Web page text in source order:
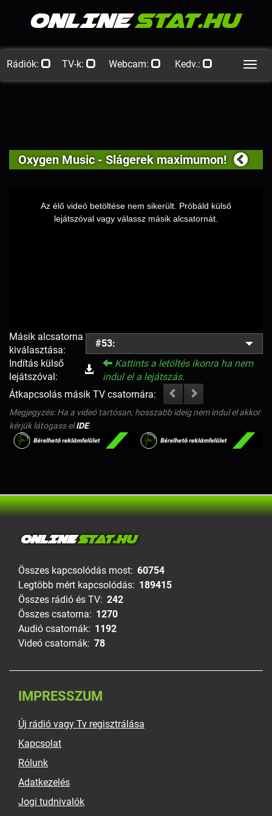
Rádiók: TV-k: Webcam: Kedv.:
Oxygen Music - Slágerek maximumon!
Az élő videó betöltése nem sikerült. Próbáld külső
lejátszóval vagy válassz másik alcsatornát.
Másik alcsatorna
kiválasztása:
#53:
Indítás külső
lejátszóval:
Kattints a letöltés ikonra ha nem
indul el a lejátszás.
Átkapcsolás másik TV csatornára:
Megjegyzés: Ha a videó tartósan, hosszabb ideig nem indul el akkor
kérjük látogass elIDE.
ONLINESTAT.HU
Összes kapcsolódás most: 60754
Legtöbb mért kapcsolódás: 189415
Összes rádió és TV: 242
Összes csatorna: 1270
Audió csatornák: 1192
Videó csatornák: 78
IMPRESSZUM
Új rádió vagy Tv regisztrálása
Kapcsolat
Rólunk
Adatkezelés
Jogi tudnivalók